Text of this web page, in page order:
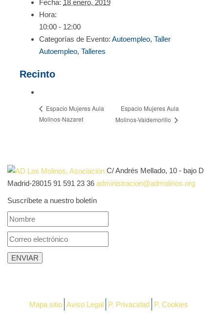
Fecha: 18 enero, 2019
Hora:
10:00 - 12:00
Categorías de Evento: Autoempleo, Taller
Autoempleo, Talleres
Recinto
Espacio Mujeres Aula
Molinos-Nazaret
Espacio Mujeres Aula
Molinos-Valdemorillo
C/ Andrés Mellado, 10 - bajo D
Madrid-28015 91 591 23 36 administracion@admolinos.org
Suscríbete a nuestro boletín
Mapa sitio Aviso Legal P. Privacidad P. Cookies